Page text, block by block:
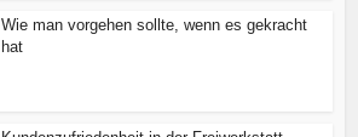
Wie man vorgehen sollte, wenn es gekracht
hat